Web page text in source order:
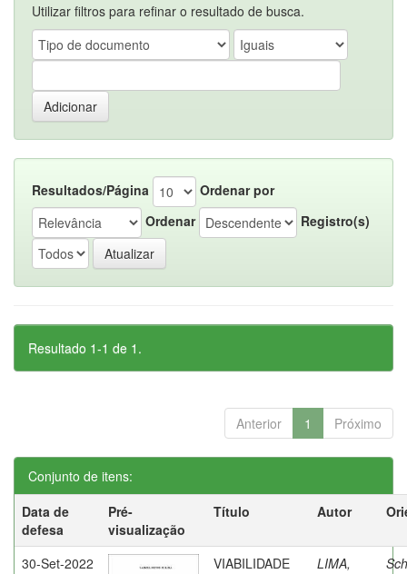
Utilizar filtros para refinar o resultado de busca.
Resultados/Página
Ordenar por
Ordenar
Registro(s)
Resultado 1-1 de 1.
Anterior 1 Próximo
Conjunto de itens:
Data de
defesa
Pré-
visualização
Título Autor
30-Set-2022
VIABILIDADE
LIMA,